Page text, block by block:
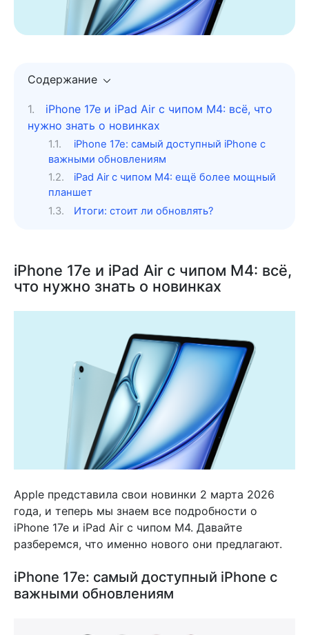
Содержание
iPhone 17e и iPad Air с чипом M4: всё, что
нужно знать о новинках
iPhone 17e: самый доступный iPhone с
важными обновлениям
iPad Air с чипом M4: ещё более мощный
планшет
Итоги: стоит ли обновлять?
iPhone 17e и iPad Air с чипом M4: всё,
что нужно знать о новинках
Apple представила свои новинки 2 марта 2026
года, и теперь мы знаем все подробности о
iPhone 17e и iPad Air с чипом M4. Давайте
разберемся, что именно нового они предлагают.
iPhone 17e: самый доступный iPhone с
важными обновлениям